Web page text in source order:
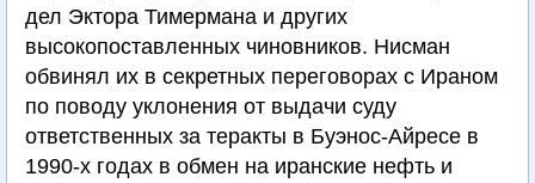
дел Эктора Тимермана и других
высокопоставленных чиновников. Нисман
обвинял их в секретных переговорах с Ираном
по поводу уклонения от выдачи суду
ответственных за теракты в Буэнос-Айресе в
1990-х годах в обмен на иранские нефть и